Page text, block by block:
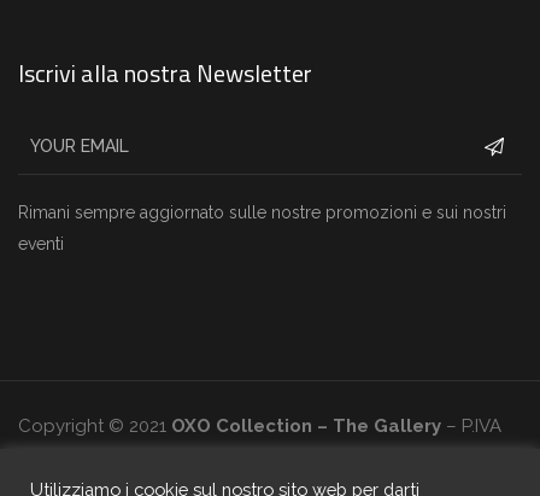
Iscrivi alla nostra Newsletter
Rimani sempre aggiornato sulle nostre promozioni e sui nostri
eventi
Copyright © 2021 OXO Collection – The Gallery – P.IVA
Utilizziamo i cookie sul nostro sito web per darti